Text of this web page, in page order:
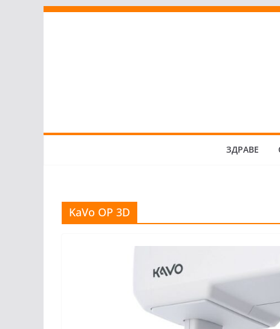
Skip
ЗДРАВЕ
KaVo OP 3D